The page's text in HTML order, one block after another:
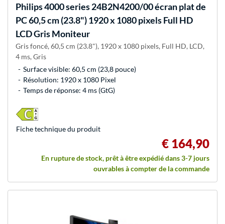
Philips4000 series 24B2N4200/00 écran plat de
PC 60,5 cm (23.8") 1920 x 1080 pixels Full HD
LCD Gris Moniteur
Gris foncé, 60,5 cm (23.8"), 1920 x 1080 pixels, Full HD, LCD,
4 ms, Gris
Surface visible: 60,5 cm (23,8 pouce)
Résolution: 1920 x 1080 Pixel
Temps de réponse: 4 ms (GtG)
€ 164,90
En rupture de stock, prêt à être expédié dans 3-7 jours
ouvrables à compter de la commande
Fiche technique du produit